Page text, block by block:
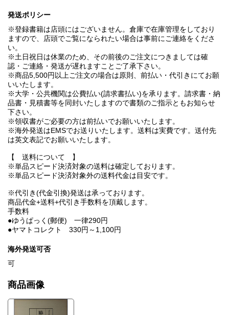
発送ポリシー
※登録書籍は店頭にはございません。倉庫で在庫管理をしており
ますので、店頭でご覧になられたい場合は事前にご連絡をくださ
い。
※土日祝日は休業のため、その前後のご注文につきましては確
認・ご連絡・発送が遅れますことご了承下さい。
※商品5,500円以上ご注文の場合は原則、前払い・代引きにてお願
いいたします。
※大学・公共機関は公費払い(請求書払い)を承ります。請求書・納
品書・見積書等を同封いたしますので書類のご指示ともお知らせ
下さい。
※領収書がご必要の方は前払いでお願いいたします。
※海外発送はEMSでお送りいたします。送料は実費です。送付先
は英文表記でお願いいたします。
【 送料について 】
※単品スピード決済対象の送料は確定しております。
※単品スピード決済対象外の送料代金は目安です。
※代引き(代金引換)発送は承っております。
商品代金+送料+代引き手数料を頂戴します。
手数料
●ゆうぱっく(郵便) 一律290円
●ヤマトコレクト 330円～1,100円
海外発送可否
可
商品画像